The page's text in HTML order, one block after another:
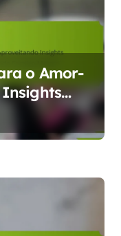
o Amor-
Mais